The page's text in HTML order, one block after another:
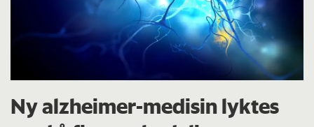
Ny alzheimer-medisin lyktes